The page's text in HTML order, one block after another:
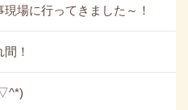
現場に行ってきました～！
！